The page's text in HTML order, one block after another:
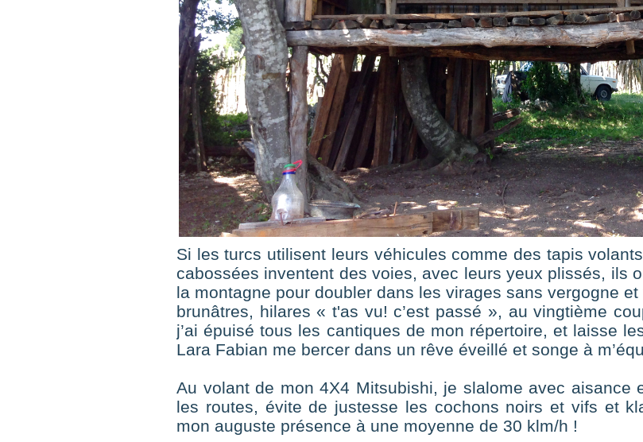
Si les turcs utilisent leurs véhicules comme des tapis
cabossées inventent des voies, avec leurs yeux plissés, ils
la montagne pour doubler dans les virages sans vergogne
brunâtres, hilares « t'as vu! c’est passé », au vingtième
j’ai épuisé tous les cantiques de mon répertoire, et laisse
Lara Fabian me bercer dans un rêve éveillé et songe à
Au volant de mon 4X4 Mitsubishi, je slalome avec aisance
les routes, évite de justesse les cochons noirs et vifs et
mon auguste présence à une moyenne de 30 klm/h !